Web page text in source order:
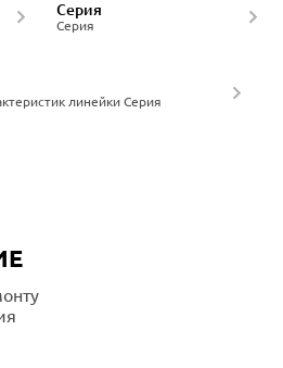
Серия
Серия
линейки Серия